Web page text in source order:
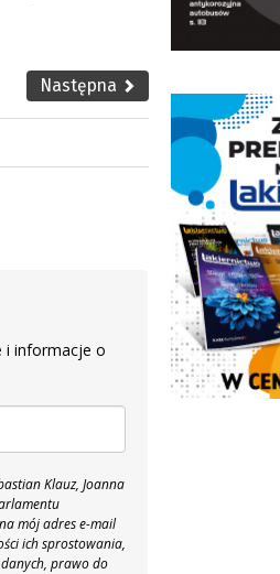
Następna
i informacje o
Klauz, Joanna
mój adres e-mail
ich sprostowania,
prawo do